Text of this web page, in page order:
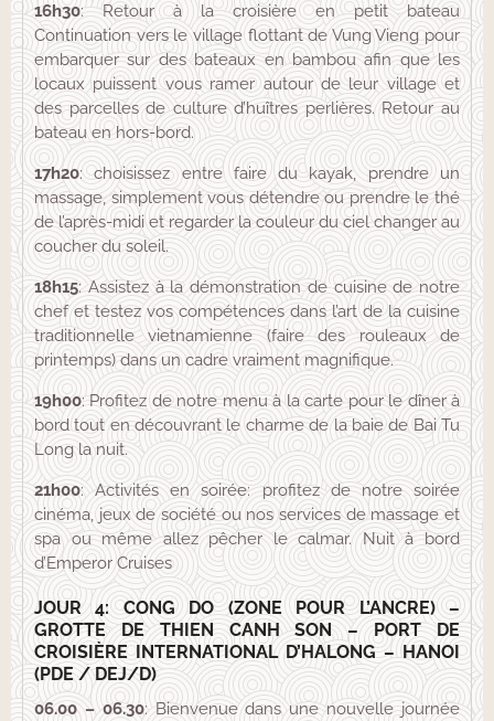
16h30: Retour à la croisière en petit bateau
Continuation vers le village flottant de Vung Vieng pour
embarquer sur des bateaux en bambou afin que les
locaux puissent vous ramer autour de leur village et
des parcelles de culture d’huîtres perlières. Retour au
bateau en hors-bord.
17h20: choisissez entre faire du kayak, prendre un
massage, simplement vous détendre ou prendre le thé
de l’après-midi et regarder la couleur du ciel changer au
coucher du soleil.
18h15: Assistez à la démonstration de cuisine de notre
chef et testez vos compétences dans l’art de la cuisine
traditionnelle vietnamienne (faire des rouleaux de
printemps) dans un cadre vraiment magnifique.
19h00: Profitez de notre menu à la carte pour le dîner à
bord tout en découvrant le charme de la baie de Bai Tu
Long la nuit.
21h00: Activités en soirée: profitez de notre soirée
cinéma, jeux de société ou nos services de massage et
spa ou même allez pêcher le calmar. Nuit à bord
d’Emperor Cruises
JOUR 4: CONG DO (ZONE POUR L’ANCRE) –
GROTTE DE THIEN CANH SON – PORT DE
CROISIÈRE INTERNATIONAL D’HALONG – HANOI
(PDE / DEJ/D)
06.00 – 06.30: Bienvenue dans une nouvelle journée